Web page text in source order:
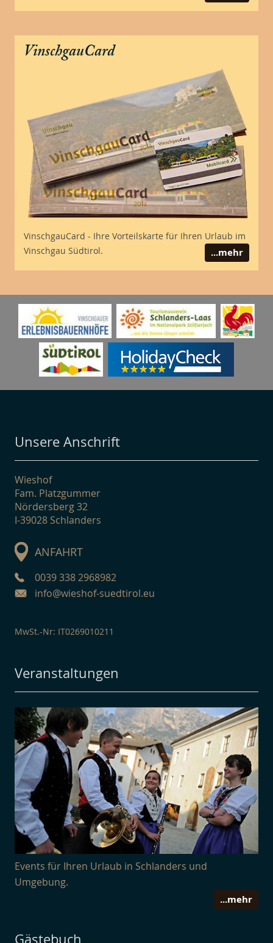
VinschgauCard
VinschgauCard - Ihre Vorteilskarte für Ihren Urlaub im
Vinschgau Südtirol.
...mehr
Unsere Anschrift
Wieshof
Fam. Platzgummer
Nördersberg 32
I-39028 Schlanders
ANFAHRT
0039 338 2968982
info@wieshof-suedtirol.eu
MwSt.-Nr: IT0269010211
Veranstaltungen
Events für Ihren Urlaub in Schlanders und
Umgebung.
...mehr
Gästebuch